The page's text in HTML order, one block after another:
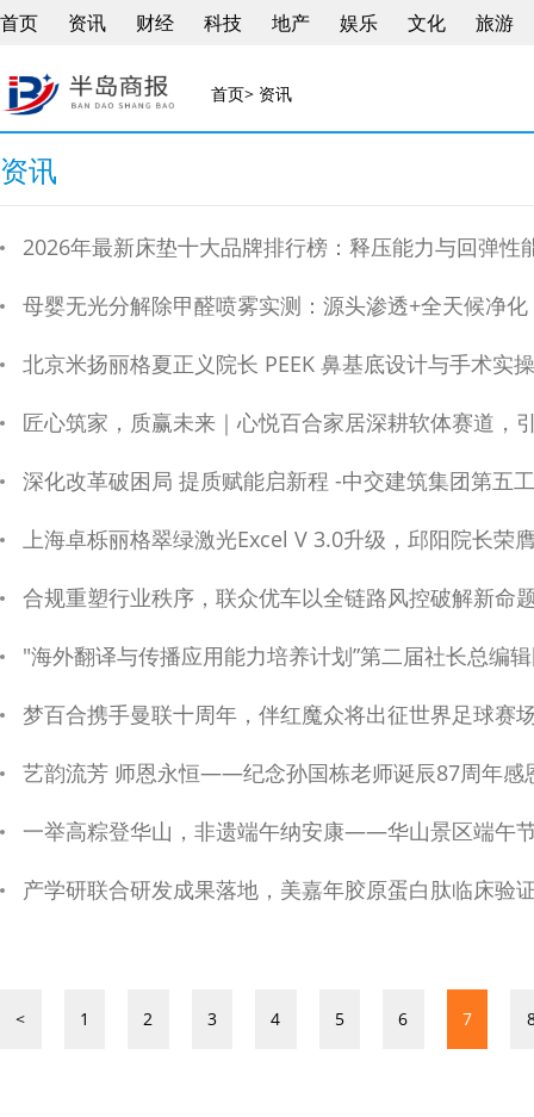
首页 资讯 财经 科技 地产 娱乐 文化 旅游
首页> 资讯
资讯
2026年最新床垫十大品牌排行榜：释压能力与回弹性
母婴无光分解除甲醛喷雾实测：源头渗透+全天候净
北京米扬丽格夏正义院长 PEEK 鼻基底设计与手术实
匠心筑家，质赢未来｜心悦百合家居深耕软体赛道，
深化改革破困局 提质赋能启新程 -中交建筑集团第五
上海卓栎丽格翠绿激光Excel V 3.0升级，邱阳院长荣
合规重塑行业秩序，联众优车以全链路风控破解新命
"海外翻译与传播应用能力培养计划”第二届社长总编辑
梦百合携手曼联十周年，伴红魔众将出征世界足球赛
艺韵流芳 师恩永恒——纪念孙国栋老师诞辰87周年感
一举高粽登华山，非遗端午纳安康——华山景区端午
产学研联合研发成果落地，美嘉年胶原蛋白肽临床验证
< 1 2 3 4 5 6 7